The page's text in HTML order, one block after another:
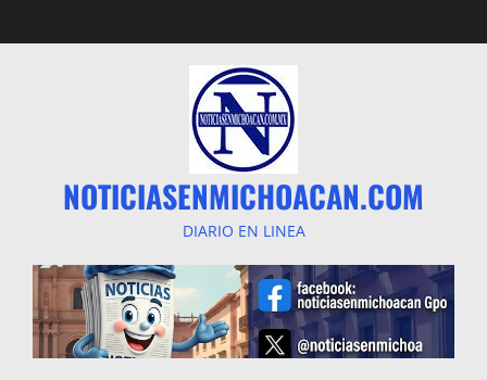
al
NOTICIASENMICHOACAN.COM
DIARIO EN LINEA